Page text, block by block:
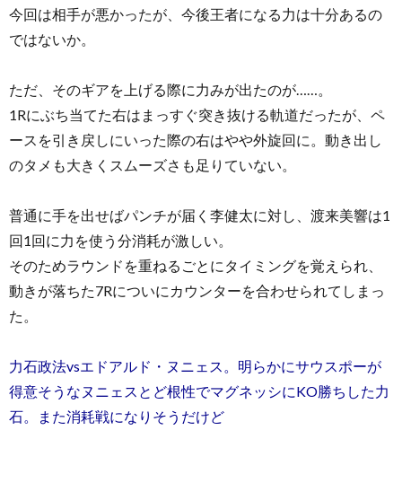
今回は相手が悪かったが、今後王者になる力は十分あるの
ではないか。
ただ、そのギアを上げる際に力みが出たのが……。
1Rにぶち当てた右はまっすぐ突き抜ける軌道だったが、ペ
ースを引き戻しにいった際の右はやや外旋回に。動き出し
のタメも大きくスムーズさも足りていない。
普通に手を出せばパンチが届く李健太に対し、渡来美響は1
回1回に力を使う分消耗が激しい。
そのためラウンドを重ねるごとにタイミングを覚えられ、
動きが落ちた7Rについにカウンターを合わせられてしまっ
た。
力石政法vsエドアルド・ヌニェス。明らかにサウスポーが
得意そうなヌニェスとど根性でマグネッシにKO勝ちした力
石。また消耗戦になりそうだけど